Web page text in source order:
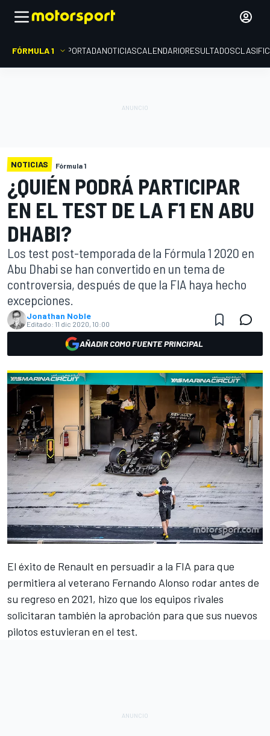
FÓRMULA 1 PORTADANOTICIASCALENDARIORESULTADOS
NOTICIAS Fórmula 1
¿QUIÉN PODRÁ PARTICIPAR
EN EL TEST DE LA F1 EN ABU
DHABI?
Los test post-temporada de la Fórmula 1 2020 en
Abu Dhabi se han convertido en un tema de
controversia, después de que la FIA haya hecho
excepciones.
Jonathan Noble
Editado: 11 dic 2020, 10:00
AÑADIR COMO FUENTE PRINCIPAL
El éxito de Renault en persuadir a la FIA para que
permitiera al veterano Fernando Alonso rodar antes de
su regreso en 2021, hizo que los equipos rivales
solicitaran también la aprobación para que sus nuevos
pilotos estuvieran en el test.